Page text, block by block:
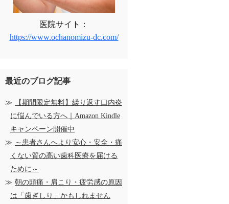
医院サイト：
https://www.ochanomizu-dc.com/
最近のブログ記事
【期間限定無料】繰り返す口内炎
に悩んでいる方へ｜Amazon Kindle
キャンペーン開催中
～患者さんへより安心・安全・痛
くない質の高い歯科医療を届ける
ために～
朝の頭痛・肩こり・疲労感の原因
は「歯ぎしり」かもしれません